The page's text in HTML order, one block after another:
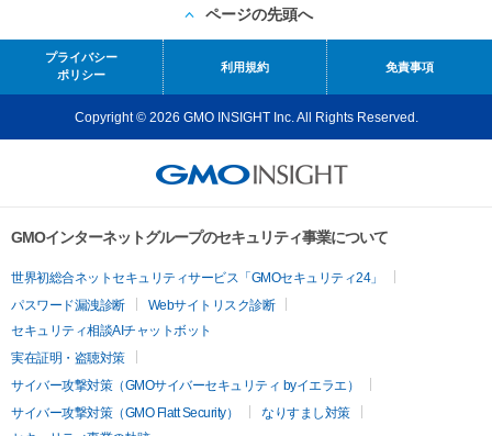
ページの先頭へ
プライバシー
ポリシー
利用規約 免責事項
Copyright © 2026 GMO INSIGHT Inc. All Rights Reserved.
GMOインターネットグループのセキュリティ事業について
世界初総合ネットセキュリティサービス「GMOセキュリティ24」
パスワード漏洩診断
Webサイトリスク診断
セキュリティ相談AIチャットボット
実在証明・盗聴対策
サイバー攻撃対策（GMOサイバーセキュリティ byイエラエ）
サイバー攻撃対策（GMO Flatt Security）
なりすまし対策